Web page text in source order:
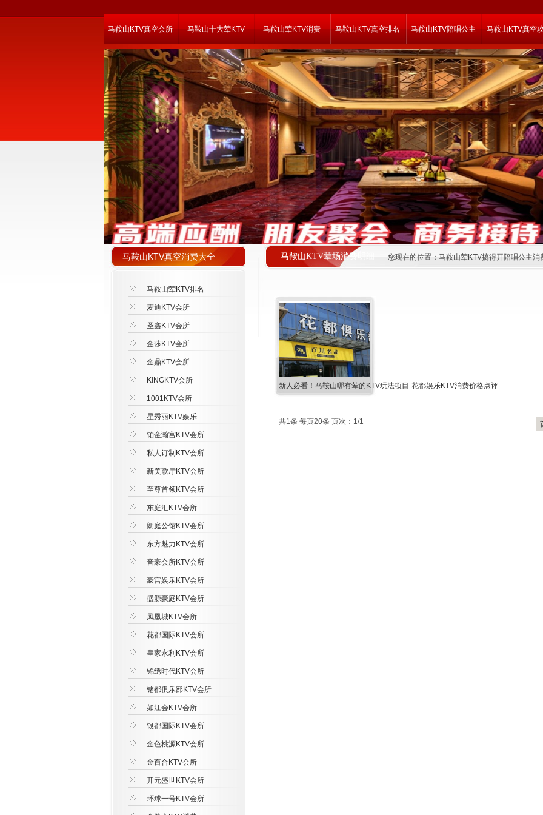
马鞍山KTV真空会所 马鞍山十大荤KTV 马鞍山荤KTV消费 马鞍山KTV真空排名 马鞍山KTV陪唱公主 马鞍山KTV真空
马鞍山KTV荤场消费明细 您现在的位置： 马鞍山荤KTV搞得开陪唱公主消
新人必看！马鞍山哪有荤的KTV玩法项目-花都娱乐KTV消费价格点评
共1条 每页20条 页次：1/1
马鞍山KTV真空消费大全
马鞍山荤KTV排名
麦迪KTV会所
圣鑫KTV会所
金莎KTV会所
金鼎KTV会所
KINGKTV会所
1001KTV会所
星秀丽KTV娱乐
铂金瀚宫KTV会所
私人订制KTV会所
新美歌厅KTV会所
至尊首领KTV会所
东庭汇KTV会所
朗庭公馆KTV会所
东方魅力KTV会所
音豪会所KTV会所
豪宫娱乐KTV会所
盛源豪庭KTV会所
凤凰城KTV会所
花都国际KTV会所
皇家永利KTV会所
锦绣时代KTV会所
铭都俱乐部KTV会所
如江会KTV会所
银都国际KTV会所
金色桃源KTV会所
金百合KTV会所
开元盛世KTV会所
环球一号KTV会所